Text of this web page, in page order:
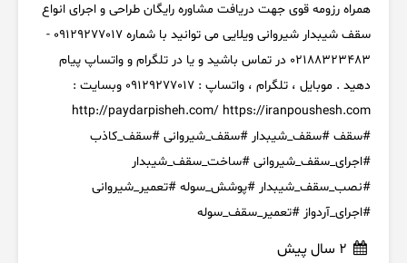
همراه رزومه قوی جهت دریافت مشاوره رایگان طراحی و اجرای انواع
سقف شیبدار شیروانی ویلایی می توانید با شماره 09129277017 -
02188323483 در تماس باشید و یا در تلگرام و واتساپ پیام
دهید . موبایل ، تلگرام ، واتساپ : 09129277017 وبسایت :
http://paydarpisheh.com/ https://iranpoushesh.com
#سقف #سقف_شیبدار #سقف_شیروانی #سقف_کاذب
#اجرای_سقف_شیروانی #ساخت_سقف_شیبدار
#نصب_سقف_شیبدار #پوشش_سوله #تعمیر_شیروانی
#اجرای_آردواز #تعمیر_سقف_سوله